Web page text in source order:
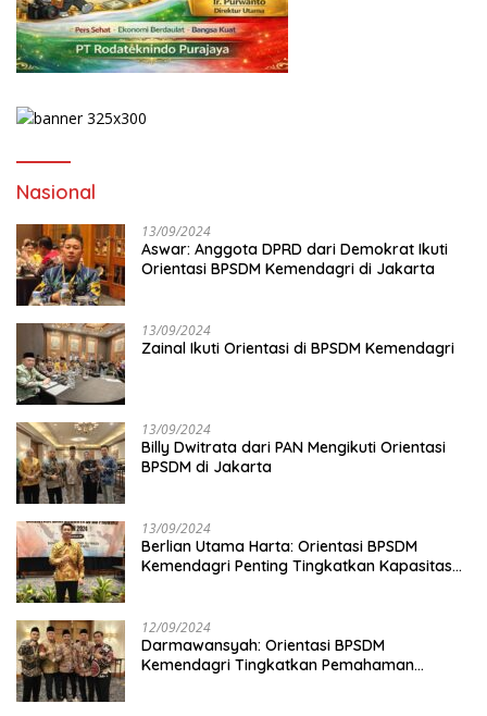
Nasional
13/09/2024
Aswar: Anggota DPRD dari Demokrat Ikuti
Orientasi BPSDM Kemendagri di Jakarta
13/09/2024
Zainal Ikuti Orientasi di BPSDM Kemendagri
13/09/2024
Billy Dwitrata dari PAN Mengikuti Orientasi
BPSDM di Jakarta
13/09/2024
Berlian Utama Harta: Orientasi BPSDM
Kemendagri Penting Tingkatkan Kapasitas
12/09/2024
Darmawansyah: Orientasi BPSDM
Kemendagri Tingkatkan Pemahaman